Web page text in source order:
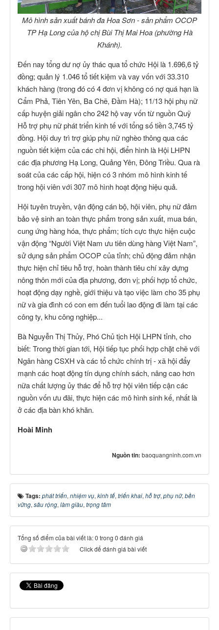
Mô hình sản xuất bánh đa Hoa Sơn - sản phẩm OCOP
TP Hạ Long của hộ chị Bùi Thị Mai Hoa (phường Hà
Khánh).
Đến nay tổng dư nợ ủy thác qua tổ chức Hội là 1.696,6 tỷ
đồng; quản lý 1.046 tổ tiết kiệm và vay vốn với 33.310
khách hàng (trong đó có 4 đơn vị không có nợ quá hạn là
Cẩm Phả, Tiên Yên, Ba Chẽ, Đầm Hà); 11/13 hội phụ nữ
cấp huyện giải ngân cho 242 hộ vay vốn từ nguồn Quỹ
Hỗ trợ phụ nữ phát triển kinh tế với tổng số tiền 3,745 tỷ
đồng. Hội duy trì trợ giúp phụ nữ nghèo thông qua các
nguồn tiết kiệm của các chi hội, điển hình là Hội LHPN
các địa phương Hạ Long, Quảng Yên, Đông Triều. Qua rà
soát của các cấp hội, hiện có 3 nhóm mô hình kinh tế
trong hội viên với 307 mô hình hoạt động hiệu quả.
Hội tuyên truyền, vận động cán bộ, hội viên, phụ nữ đảm
bảo vệ sinh an toàn thực phẩm trong sản xuất, mua bán,
cung ứng hàng hóa, thực phẩm; tích cực thực hiện cuộc
vận động “Người Việt Nam ưu tiên dùng hàng Việt Nam”,
sử dụng sản phẩm OCOP của tỉnh; chủ động đảm nhận
thực hiện chỉ tiêu hỗ trợ, hoàn thành tiêu chí xây dựng
nông thôn mới của địa phương, đơn vị; phối hợp tổ chức,
hoạt động dạy nghề, giới thiệu và tạo việc làm cho 35 phụ
nữ và gia đình có con em đến tuổi lao động đi làm tại các
công ty, khu công nghiệp...
Bà Nguyễn Thị Thủy, Phó Chủ tịch Hội LHPN tỉnh, cho
biết: Trong thời gian tới, Hội tiếp tục phối hợp chặt chẽ với
Ngân hàng CSXH và các tổ chức chính trị - xã hội đẩy
mạnh các hoạt động tín dụng chính sách, nâng cao hơn
nữa chất lượng ủy thác để hỗ trợ hội viên tiếp cận các
nguồn vốn ưu đãi, thực hiện các mô hình sinh kế, nhất là
ở các địa bàn khó khăn.
Hoài Minh
Nguồn tin: baoquangninh.com.vn
Tags: phát triển, nhiệm vụ, kinh tế, triển khai, hỗ trợ, phụ nữ, bền
vững, sâu rộng, làm giàu, trọng tâm
Tổng số điểm của bài viết là: 0 trong 0 đánh giá
Click để đánh giá bài viết